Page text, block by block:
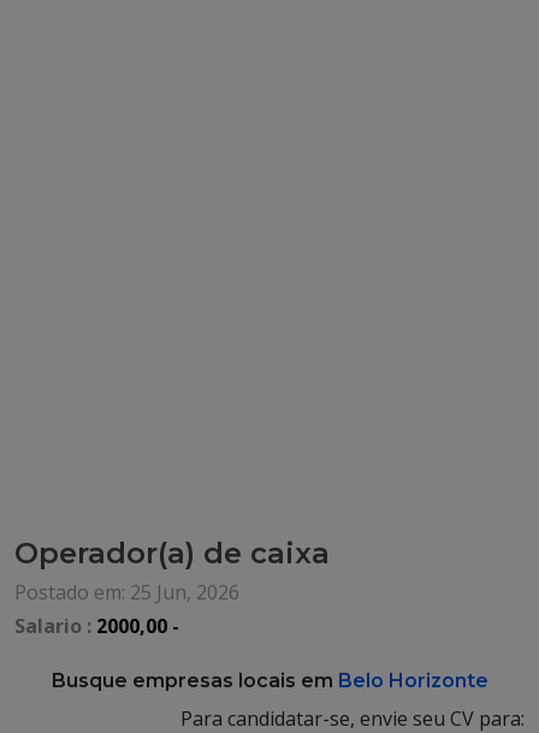
Operador(a) de caixa
Postado em: 25 Jun, 2026
Salario : 2000,00 -
Busque empresas locais em Belo Horizonte
Para candidatar-se, envie seu CV para: